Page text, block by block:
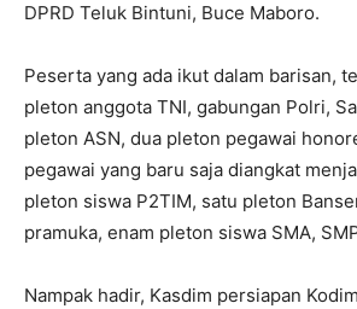
DPRD Teluk Bintuni, Buce Maboro.
Peserta yang ada ikut dalam barisan,
pleton anggota TNI, gabungan Polri,
pleton ASN, dua pleton pegawai
pegawai yang baru saja diangkat
pleton siswa P2TIM, satu pleton
pramuka, enam pleton siswa SMA,
Nampak hadir, Kasdim persiapan